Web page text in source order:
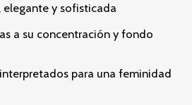
elegante y sofisticada
a su concentración y fondo
para una feminidad